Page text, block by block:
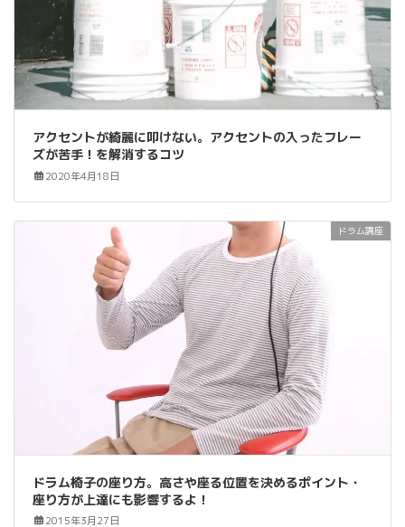
アクセントが綺麗に叩けない。アクセントの入ったフレー
ズが苦手！を解消するコツ
2020年4月18日
ドラム講座
ドラム椅子の座り方。高さや座る位置を決めるポイント・
座り方が上達にも影響するよ！
2015年3月27日